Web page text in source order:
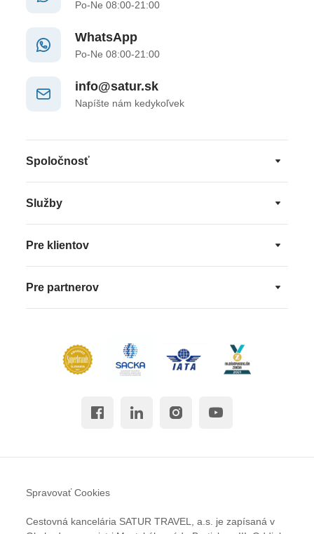
Po-Ne 08:00-21:00
WhatsApp
Po-Ne 08:00-21:00
info@satur.sk
Napíšte nám kedykoľvek
Spoločnosť
Služby
Pre klientov
Pre partnerov
Cestovná kancelária SATUR TRAVEL, a.s. je zapísaná v
Spravovať Cookies